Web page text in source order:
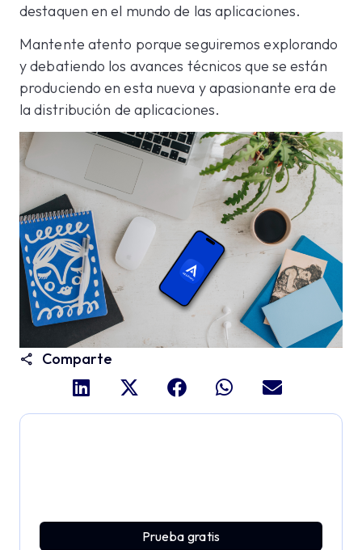
destaquen en el mundo de las aplicaciones.
Mantente atento porque seguiremos explorando
y debatiendo los avances técnicos que se están
produciendo en esta nueva y apasionante era de
la distribución de aplicaciones.
Comparte
Prueba gratis